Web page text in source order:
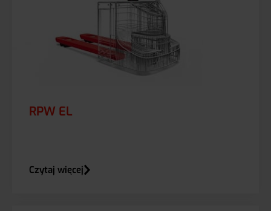
RPW EL
Czytaj więcej